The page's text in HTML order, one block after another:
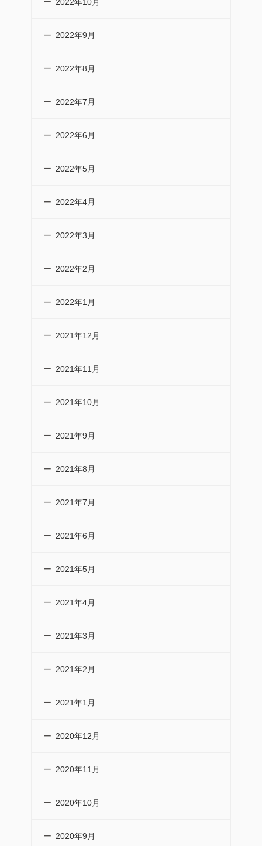
2022年10月
2022年9月
2022年8月
2022年7月
2022年6月
2022年5月
2022年4月
2022年3月
2022年2月
2022年1月
2021年12月
2021年11月
2021年10月
2021年9月
2021年8月
2021年7月
2021年6月
2021年5月
2021年4月
2021年3月
2021年2月
2021年1月
2020年12月
2020年11月
2020年10月
2020年9月